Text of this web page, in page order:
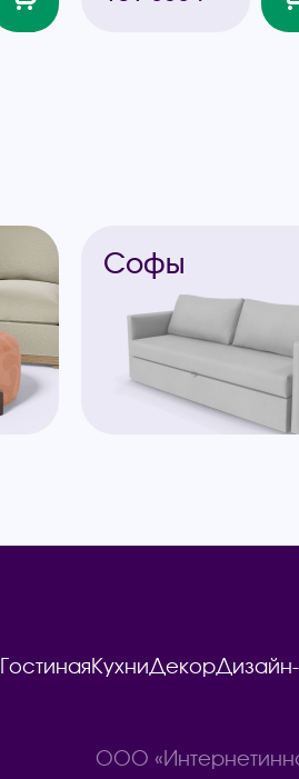
Софы
ГостинаяКухниДекор
ООО